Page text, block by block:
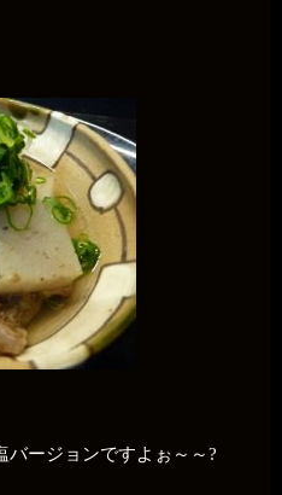
ージョンですよぉ～～?